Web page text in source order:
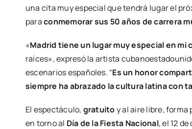
una cita muy especial que tendrá lugar el
paraconmemorar sus 50 años de carrera
«Madrid tiene un lugar muy especial en mi
raíces», expresó la artista
escenarios españoles. “Es un honor
siempre ha abrazado la cultura latina con
El espectáculo, gratuitoy al aire libre, forma
en torno al Día de la Fiesta Nacional, el 12